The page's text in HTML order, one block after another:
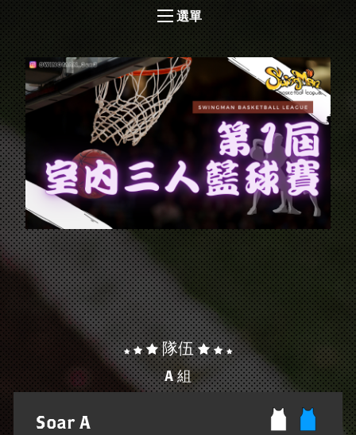
選單
隊伍
A 組
Soar A